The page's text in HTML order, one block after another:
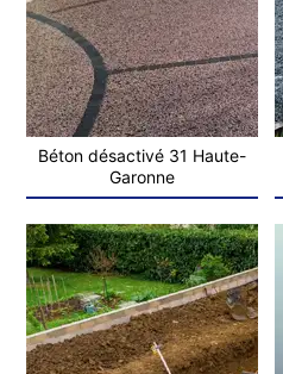
Béton désactivé 31 Haute-
Garonne